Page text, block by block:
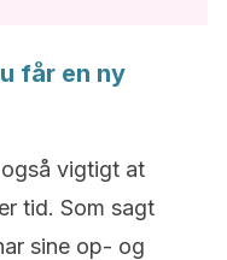
får en ny
vigtigt at
tid. Som sagt
sine op- og